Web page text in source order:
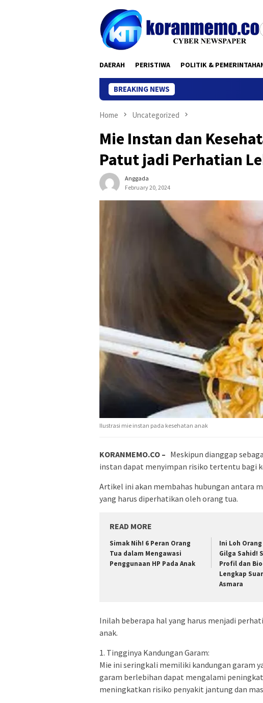
DAERAH PERISTIWA POLITIK &
BREAKING NEWS
Home Uncategorized
Mie Instan dan
Patut jadi Perhatian
Anggada
February 20, 2024
Ilustrasi mie instan pada kesehatan anak
KORANMEMO.CO – Meskipun dianggap
instan dapat menyimpan risiko tertentu bagi
Artikel ini akan membahas hubungan antara
yang harus diperhatikan oleh orang tua.
READ MORE
Simak Nih! 6 Peran Orang
Tua dalam Mengawasi
Penggunaan HP Pada Anak
Ini Loh
Gilga Sahid!
Profil dan
Lengkap
Asmara
Inilah beberapa hal yang harus menjadi
anak.
1. Tingginya Kandungan Garam:
Mie ini seringkali memiliki kandungan garam
garam berlebihan dapat mengalami
meningkatkan risiko penyakit jantung dan